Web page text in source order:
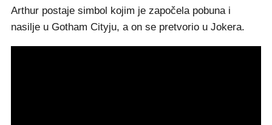
Arthur postaje simbol kojim je započela pobuna i
nasilje u Gotham Cityju, a on se pretvorio u Jokera.